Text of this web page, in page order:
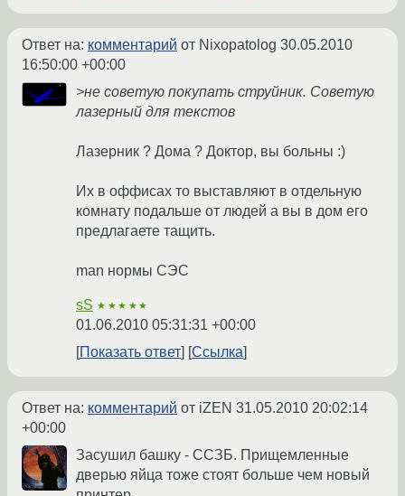
Ответ на: комментарий от Nixopatolog 30.05.2010
16:50:00 +00:00
>не советую покупать струйник. Советую
лазерный для текстов
Лазерник ? Дома ? Доктор, вы больны :)
Их в оффисах то выставляют в отдельную
комнату подальше от людей а вы в дом его
предлагаете тащить.
man нормы СЭС
sS ★★★★★
01.06.2010 05:31:31 +00:00
Показать ответ
Ссылка
Ответ на: комментарий от iZEN 31.05.2010 20:02:14
+00:00
Засушил башку - ССЗБ. Прищемленные
дверью яйца тоже стоят больше чем новый